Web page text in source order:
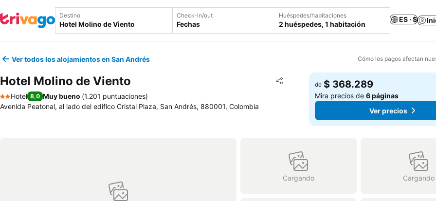
Destino Check-in/out
Fechas
Huéspedes/habitaciones
2 huéspedes, 1 habitación
ES · $
Ver todos los alojamientos en San Andrés Cómo los pagos afectan
Hotel Molino de Viento Compartir
Agregar a favoritos
2 Estrellas
Hotel 8,0 Muy bueno (1.201 puntuaciones)
Avenida Peatonal, al lado del edifico Cristal Plaza, San Andrés, 880001, Colombia
de $ 368.289
Mira precios de6 páginas
Ver precios
Cargando Cargando